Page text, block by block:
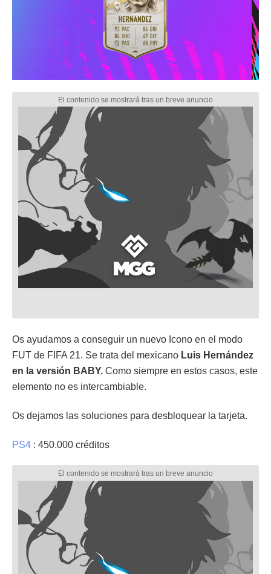
Os ayudamos a conseguir un nuevo Icono en el modo
FUT de FIFA 21. Se trata del mexicano Luis Hernández
en la versión BABY. Como siempre en estos casos, este
elemento no es intercambiable.
Os dejamos las soluciones para desbloquear la tarjeta.
PS4 : 450.000 créditos